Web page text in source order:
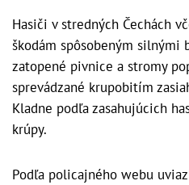
Hasiči v stredných Čechách
škodám spôsobeným
zatopené pivnice a stromy
sprevádzané krupobitím
Kladne podľa zasahujúcich
krúpy.
Podľa policajného webu